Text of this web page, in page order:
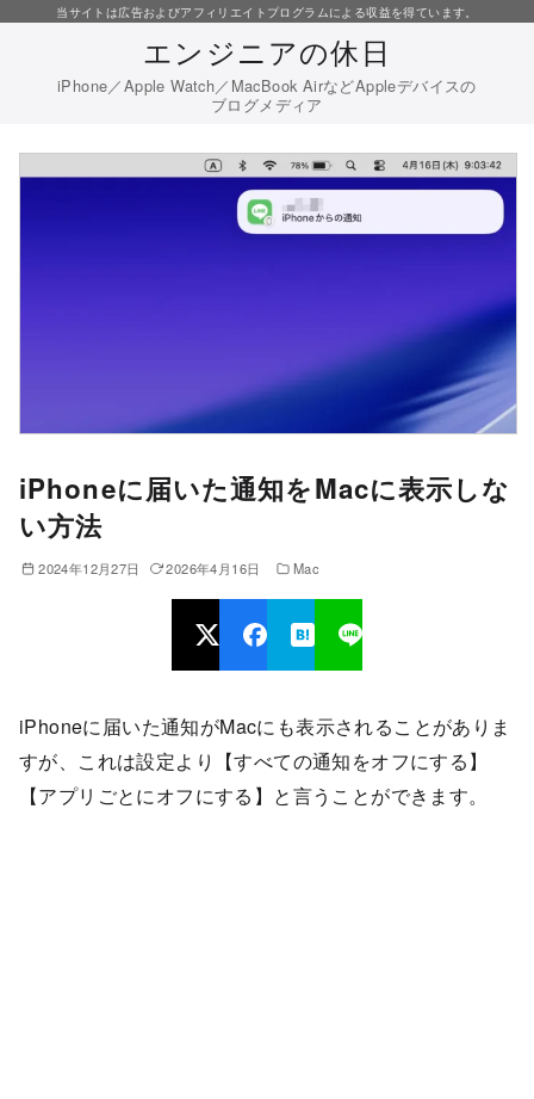
当サイトは広告およびアフィリエイトプログラムによる収益を得ています。
エンジニアの休日
iPhone／Apple Watch／MacBook AirなどAppleデバイスの
ブログメディア
iPhoneに届いた通知をMacに表示しな
い方法
2024年12月27日 2026年4月16日 Mac
iPhoneに届いた通知がMacにも表示されることがありま
すが、これは設定より【すべての通知をオフにする】
【アプリごとにオフにする】と言うことができます。